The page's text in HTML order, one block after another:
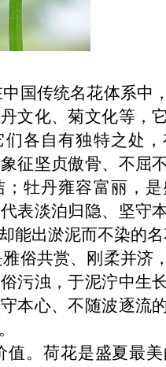
国传统名花体系中
文化、菊文化等，
各自有独特之处
征坚贞傲骨、不屈
；牡丹雍容富丽，
表淡泊归隐、坚守
能出淤泥而不染的
俗共赏、刚柔并济
污浊，于泥泞中生
本心、不随波逐流
值。荷花是盛夏最